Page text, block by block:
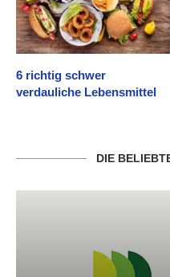
6 richtig schwer
verdauliche Lebensmittel
DIE